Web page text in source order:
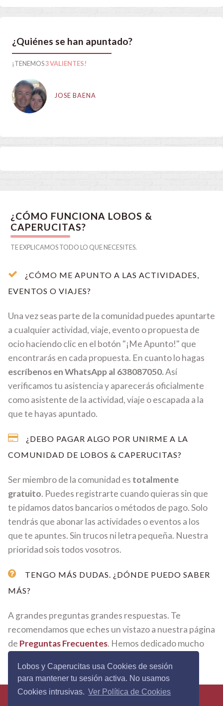
Lobos y Caperucitas usa Cookies de sesión
para mantener tu sesión activa. No usamos
Cookies intrusivas. Ver Política de Cookies
¿Quiénes se han apuntado?
¡TENEMOS3 VALIENTES!
JOSE BAENA
¿CÓMO FUNCIONA LOBOS &
CAPERUCITAS?
TE EXPLICAMOS TODO LO QUE NECESITES.
¿CÓMO ME APUNTO A LAS ACTIVIDADES,
EVENTOS O VIAJES?
Una vez seas parte de la comunidad puedes apuntarte
a cualquier actividad, viaje, evento o propuesta de
ocio haciendo clic en el botón "¡Me Apunto!" que
encontrarás en cada propuesta. En cuanto lo hagas
escríbenos en WhatsApp al 638087050.Así
verificamos tu asistencia y aparecerás oficialmente
como asistente de la actividad, viaje o escapada a la
que te hayas apuntado.
¿DEBO PAGAR ALGO POR UNIRME A LA
COMUNIDAD DE LOBOS & CAPERUCITAS?
Ser miembro de la comunidad es totalmente
gratuito. Puedes registrarte cuando quieras sin que
te pidamos datos bancarios o métodos de pago. Solo
tendrás que abonar las actividades o eventos a los
que te apuntes. Sin trucos ni letra pequeña. Nuestra
prioridad sois todos vosotros.
TENGO MÁS DUDAS. ¿DÓNDE PUEDO SABER
MÁS?
A grandes preguntas grandes respuestas. Te
recomendamos que eches un vistazo a nuestra página
de Preguntas Frecuentes. Hemos dedicado mucho